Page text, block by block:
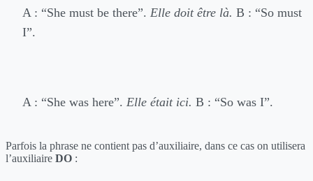
A : “She must be there”. Elle doit être là. B : “So must
I”.
A : “She was here”. Elle était ici. B : “So was I”.
Parfois la phrase ne contient pas d’auxiliaire, dans ce cas on utilisera
l’auxiliaire DO :